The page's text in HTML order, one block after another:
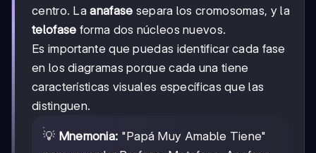
centro. Laanafase separa los cromosomas, y la
telofase forma dos núcleos nuevos.
Es importante que puedas identificar cada fase
en los diagramas porque cada una tiene
características visuales específicas que las
distinguen.
💡 Mnemonia: "Papá Muy Amable Tiene"